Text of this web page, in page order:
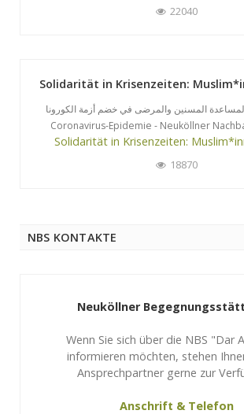
22040
Solidarität in Krisenzeiten:
لمساعدة المسنين والمرضى في خضم أزمة الكورونا
Coronavirus-Epidemie - Neuköllner
Solidarität in Krisenzeiten:
18870
NBS KONTAKTE
Neuköllner
Wenn Sie sich über die NBS "Dar
informieren möchten, stehen
Ansprechpartner gerne zur
Anschrift & Telefon